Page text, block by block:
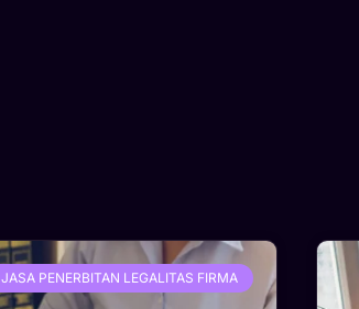
JASA PENERBITAN LEGALITAS FIRMA